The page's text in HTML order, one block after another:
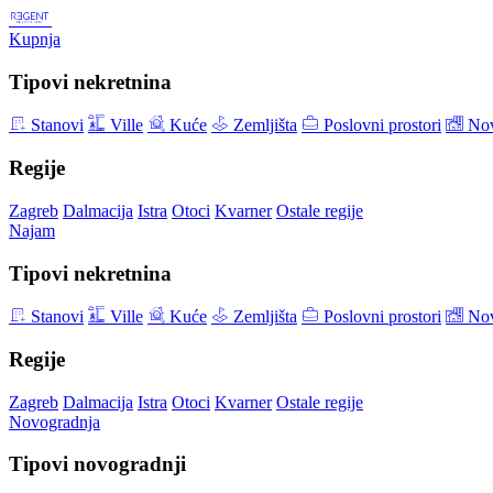
Kupnja
Tipovi nekretnina
Stanovi Ville Kuće Zemljišta Poslovni prostori
Regije
Zagreb Dalmacija Istra Otoci Kvarner Ostale regije
Najam
Tipovi nekretnina
Stanovi Ville Kuće Zemljišta Poslovni prostori
Regije
Zagreb Dalmacija Istra Otoci Kvarner Ostale regije
Novogradnja
Tipovi novogradnji